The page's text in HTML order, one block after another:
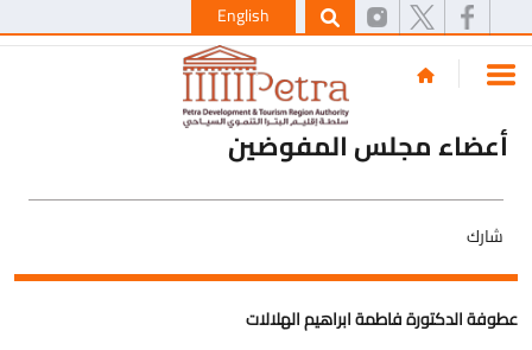
English
أعضاء مجلس المفوضين
شارك
عطوفة الدكتورة فاطمة ابراهيم الهلالات